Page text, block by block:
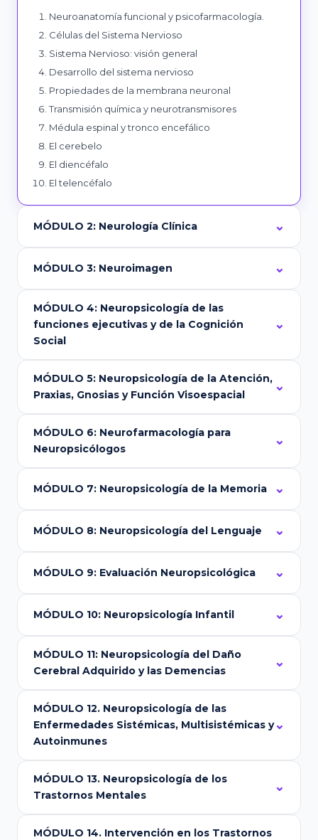
Neuroanatomía funcional y psicofarmacología.
Células del Sistema Nervioso
Sistema Nervioso: visión general
Desarrollo del sistema nervioso
Propiedades de la membrana neuronal
Transmisión química y neurotransmisores
Médula espinal y tronco encefálico
El cerebelo
El diencéfalo
El telencéfalo
MÓDULO 2: Neurología Clínica
MÓDULO 3: Neuroimagen
MÓDULO 4: Neuropsicología de las
funciones ejecutivas y de la Cognición
Social
MÓDULO 5: Neuropsicología de la Atención,
Praxias, Gnosias y Función Visoespacial
MÓDULO 6: Neurofarmacología para
Neuropsicólogos
MÓDULO 7: Neuropsicología de la Memoria
MÓDULO 8: Neuropsicología del Lenguaje
MÓDULO 9: Evaluación Neuropsicológica
MÓDULO 10: Neuropsicología Infantil
MÓDULO 11: Neuropsicología del Daño
Cerebral Adquirido y las Demencias
MÓDULO 12. Neuropsicología de las
Enfermedades Sistémicas, Multisistémicas y
Autoinmunes
MÓDULO 13. Neuropsicología de los
Trastornos Mentales
MÓDULO 14. Intervención en los Trastornos